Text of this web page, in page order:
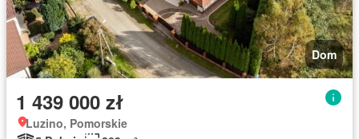
Dom
1 439 000 zł
Luzino, Pomorskie